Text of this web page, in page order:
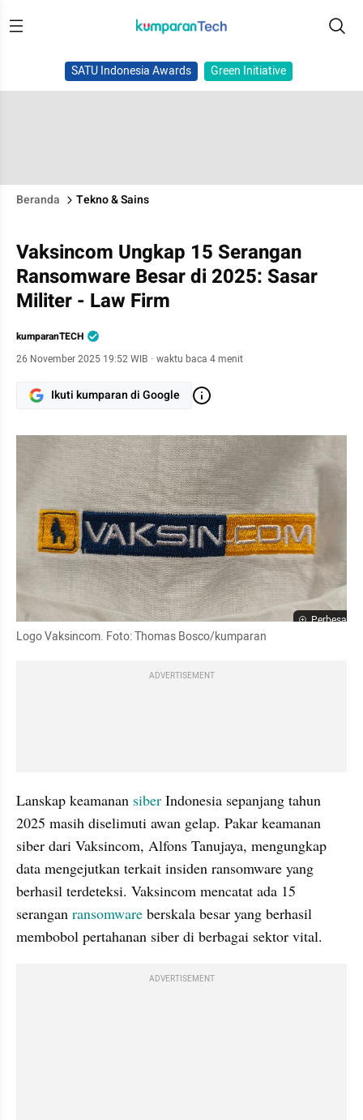
SATU Indonesia Awards Green Initiative
Beranda Tekno & Sains
Vaksincom Ungkap 15 Serangan
Ransomware Besar di 2025: Sasar
Militer - Law Firm
kumparanTECH
26 November 2025 19:52 WIB · waktu baca 4 menit
Ikuti kumparan di Google
Perbesar
Logo Vaksincom. Foto: Thomas Bosco/kumparan
ADVERTISEMENT
Lanskap keamanan siber Indonesia sepanjang tahun
2025 masih diselimuti awan gelap. Pakar keamanan
siber dari Vaksincom, Alfons Tanujaya, mengungkap
data mengejutkan terkait insiden ransomware yang
berhasil terdeteksi. Vaksincom mencatat ada 15
serangan ransomware berskala besar yang berhasil
membobol pertahanan siber di berbagai sektor vital.
ADVERTISEMENT